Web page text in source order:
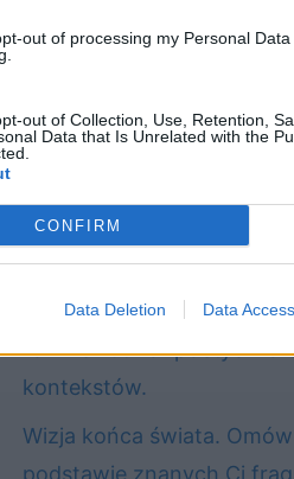
out of processing my Personal
out of Collection, Use, Retention,
Data that Is Unrelated with the
CONFIRM
Data Deletion Data Access
Prawda jako wyzwanie dla
innego utworu literackiego
również utwór poetycki
Decyzja jednostki a życie
innego utworu
również utwór poetycki
kontekstów.
Wizja końca świata.
podstawie znanych Ci